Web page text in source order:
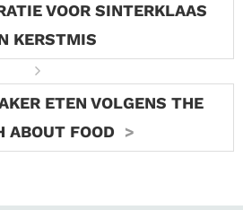
VOOR SINTERKLAAS
KERSTMIS
ETEN VOLGENS THE
ABOUT FOOD